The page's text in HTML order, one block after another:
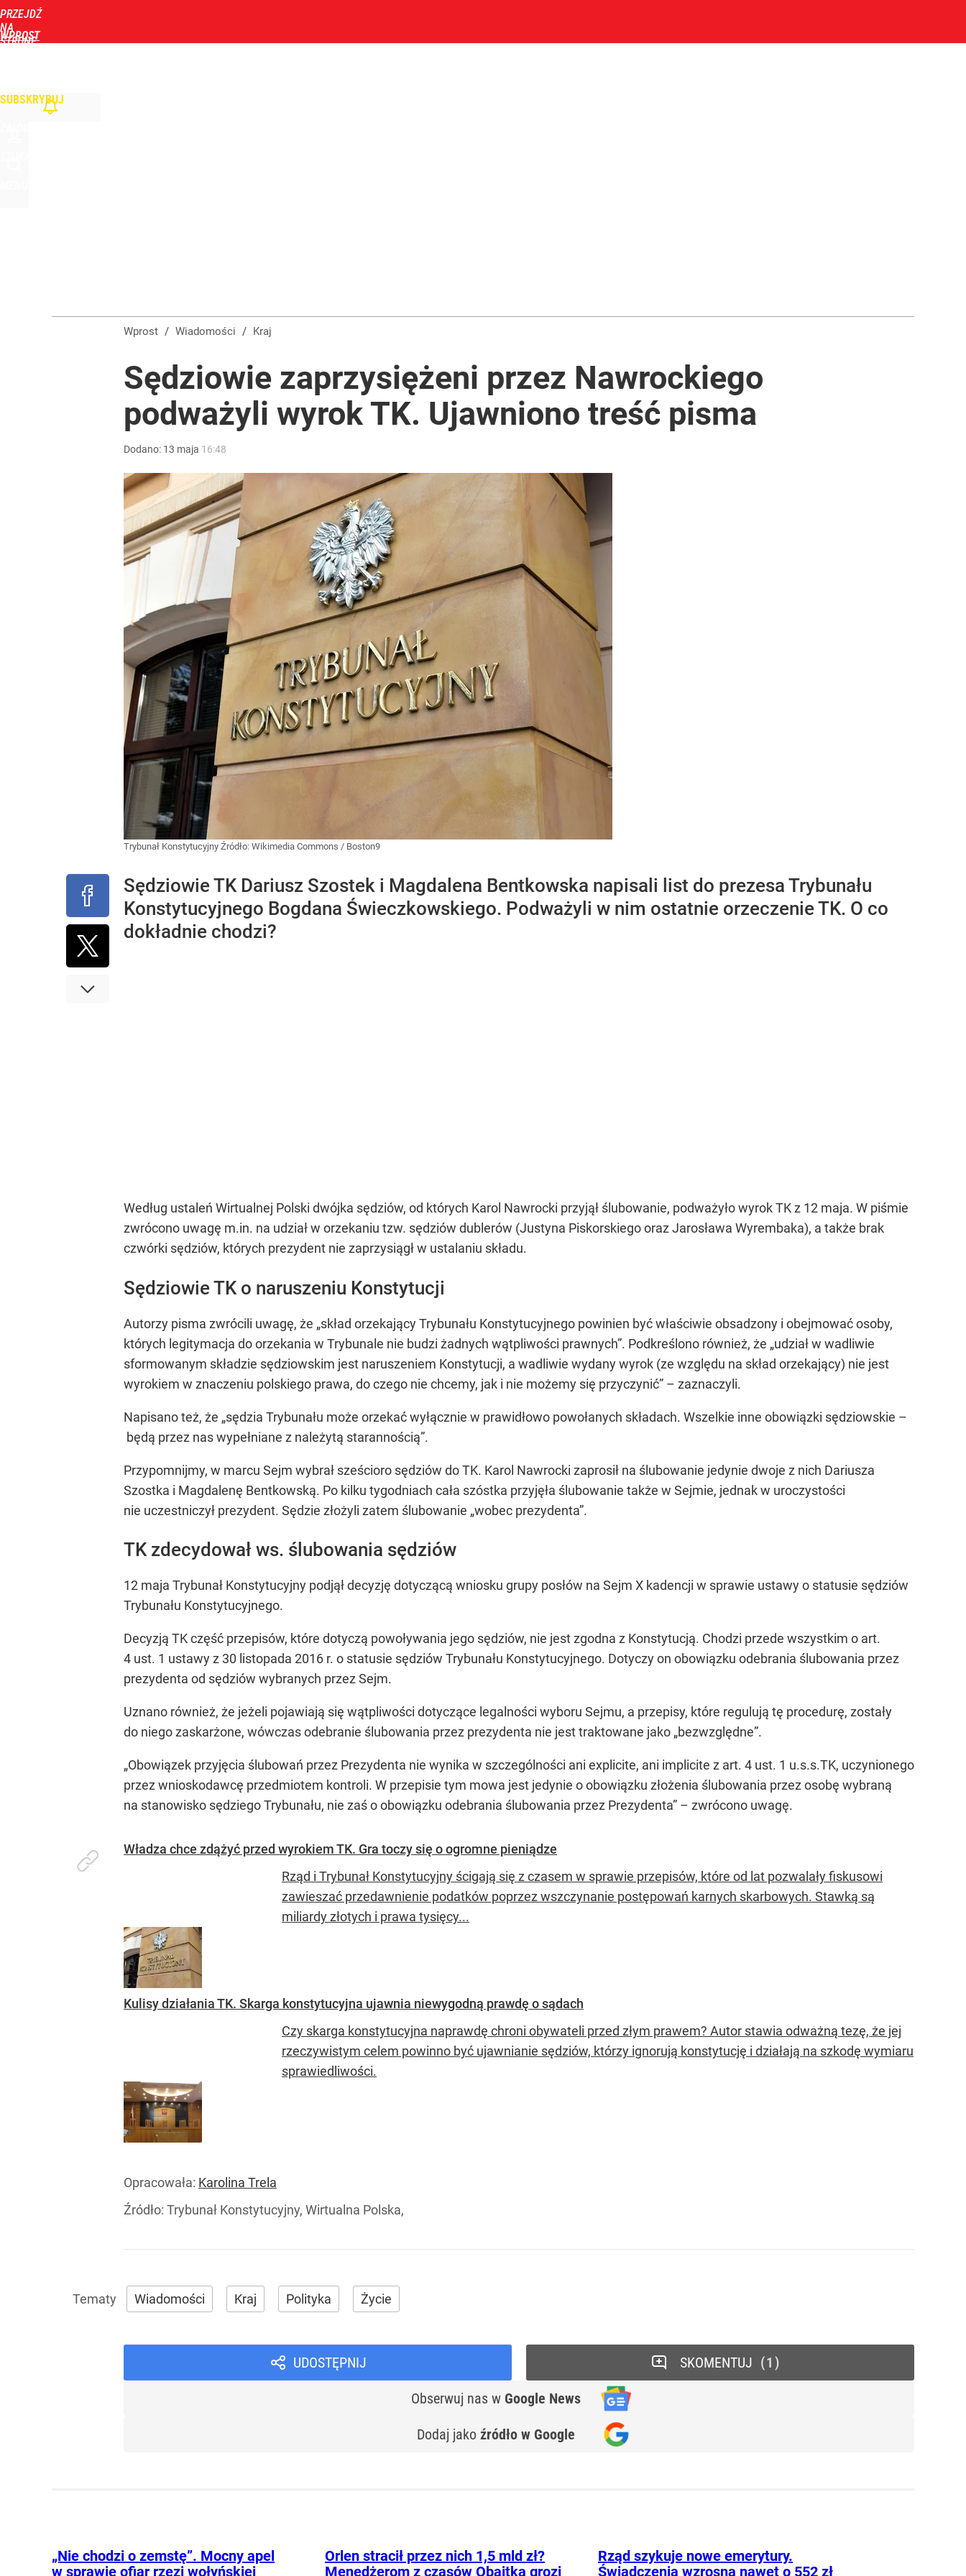
PRZEJDŹ
NA
STRONĘ
WPROST
SUBSKRYBUJ
Wprost / Wiadomości / Kraj
Sędziowie zaprzysiężeni przez Nawrockiego
podważyli wyrok TK. Ujawniono treść pisma
Dodano: 13 maja 16:48
Trybunał Konstytucyjny Źródło: Wikimedia Commons / Boston9
Sędziowie TK Dariusz Szostek i Magdalena Bentkowska napisali list do prezesa Trybunału
Konstytucyjnego Bogdana Świeczkowskiego. Podważyli w nim ostatnie orzeczenie TK. O co
dokładnie chodzi?
Według ustaleń Wirtualnej Polski dwójka sędziów, od których Karol Nawrocki przyjął ślubowanie, podważyło wyrok TK z 12 maja. W piśmie
zwrócono uwagę m.in. na udział w orzekaniu tzw. sędziów dublerów (Justyna Piskorskiego oraz Jarosława Wyrembaka), a także brak
czwórki sędziów, których prezydent nie zaprzysiągł w ustalaniu składu.
Sędziowie TK o naruszeniu Konstytucji
Autorzy pisma zwrócili uwagę, że „skład orzekający Trybunału Konstytucyjnego powinien być właściwie obsadzony i obejmować osoby,
których legitymacja do orzekania w Trybunale nie budzi żadnych wątpliwości prawnych”. Podkreślono również, że „udział w wadliwie
sformowanym składzie sędziowskim jest naruszeniem Konstytucji, a wadliwie wydany wyrok (ze względu na skład orzekający) nie jest
wyrokiem w znaczeniu polskiego prawa, do czego nie chcemy, jak i nie możemy się przyczynić” – zaznaczyli.
Napisano też, że „sędzia Trybunału może orzekać wyłącznie w prawidłowo powołanych składach. Wszelkie inne obowiązki sędziowskie –
będą przez nas wypełniane z należytą starannością”.
Przypomnijmy, w marcu Sejm wybrał sześcioro sędziów do TK. Karol Nawrocki zaprosił na ślubowanie jedynie dwoje z nich Dariusza
Szostka i Magdalenę Bentkowską. Po kilku tygodniach cała szóstka przyjęła ślubowanie także w Sejmie, jednak w uroczystości
nie uczestniczył prezydent. Sędzie złożyli zatem ślubowanie „wobec prezydenta”.
TK zdecydował ws. ślubowania sędziów
12 maja Trybunał Konstytucyjny podjął decyzję dotyczącą wniosku grupy posłów na Sejm X kadencji w sprawie ustawy o statusie sędziów
Trybunału Konstytucyjnego.
Decyzją TK część przepisów, które dotyczą powoływania jego sędziów, nie jest zgodna z Konstytucją. Chodzi przede wszystkim o art.
4 ust. 1 ustawy z 30 listopada 2016 r. o statusie sędziów Trybunału Konstytucyjnego. Dotyczy on obowiązku odebrania ślubowania przez
prezydenta od sędziów wybranych przez Sejm.
Uznano również, że jeżeli pojawiają się wątpliwości dotyczące legalności wyboru Sejmu, a przepisy, które regulują tę procedurę, zostały
do niego zaskarżone, wówczas odebranie ślubowania przez prezydenta nie jest traktowane jako „bezwzględne”.
„Obowiązek przyjęcia ślubowań przez Prezydenta nie wynika w szczególności ani explicite, ani implicite z art. 4 ust. 1 u.s.s.TK, uczynionego
przez wnioskodawcę przedmiotem kontroli. W przepisie tym mowa jest jedynie o obowiązku złożenia ślubowania przez osobę wybraną
na stanowisko sędziego Trybunału, nie zaś o obowiązku odebrania ślubowania przez Prezydenta” – zwrócono uwagę.
Władza chce zdążyć przed wyrokiem TK. Gra toczy się o ogromne pieniądze
Rząd i Trybunał Konstytucyjny ścigają się z czasem w sprawie przepisów, które od lat pozwalały fiskusowi
zawieszać przedawnienie podatków poprzez wszczynanie postępowań karnych skarbowych. Stawką są
miliardy złotych i prawa tysięcy...
Kulisy działania TK. Skarga konstytucyjna ujawnia niewygodną prawdę o sądach
Czy skarga konstytucyjna naprawdę chroni obywateli przed złym prawem? Autor stawia odważną tezę, że jej
rzeczywistym celem powinno być ujawnianie sędziów, którzy ignorują konstytucję i działają na szkodę wymiaru
sprawiedliwości.
Opracowała: Karolina Trela
Źródło: Trybunał Konstytucyjny, Wirtualna Polska,
Wiadomości Kraj Polityka Życie
UDOSTĘPNIJ
Obserwuj nas w Google News
Dodaj jako źródło w Google
SKOMENTUJ 1
„Nie chodzi o zemstę”. Mocny apel
w sprawie ofiar rzezi wołyńskiej
Orlen stracił przez nich 1,5 mld zł?
Menedżerom z czasów Obajtka grozi
Rząd szykuje nowe emerytury.
Świadczenia wzrosną nawet o 552 zł